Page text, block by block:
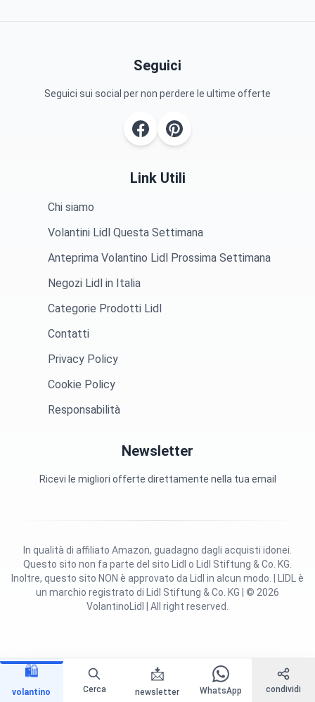
🛍️
volantino Cerca
📩
newsletter WhatsApp condividi
Seguici
Seguici sui social per non perdere le ultime offerte
Link Utili
Chi siamo
Volantini Lidl Questa Settimana
Anteprima Volantino Lidl Prossima Settimana
Negozi Lidl in Italia
Categorie Prodotti Lidl
Contatti
Privacy Policy
Cookie Policy
Responsabilità
Newsletter
Ricevi le migliori offerte direttamente nella tua email
Questo sito non fa parte del sito Lidl o Lidl Stiftung & Co. KG.
Inoltre, questo sito NON è approvato da Lidl in alcun modo. | LIDL è
un marchio registrato di Lidl Stiftung & Co. KG | © 2026
VolantinoLidl | All right reserved.
In qualità di affiliato Amazon, guadagno dagli acquisti idonei.